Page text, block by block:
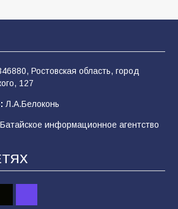
набор?» Что на самом
в армии России в августе
дорожные работы
в России в 2026 году
в Госдуме дали ответ
Ростовская область, город
127
Л.А.Белоконь
информационное агентство